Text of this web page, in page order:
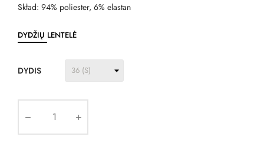
Skład: 94% poliester, 6% elastan
DYDŽIŲ LENTELĖ
DYDIS